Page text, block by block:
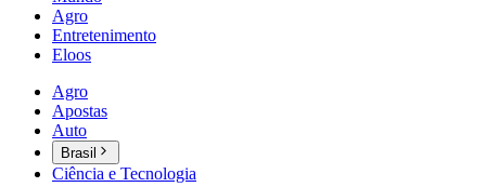
Agro
Entretenimento
Eloos
Agro
Apostas
Auto
Brasil
Ciência e Tecnologia